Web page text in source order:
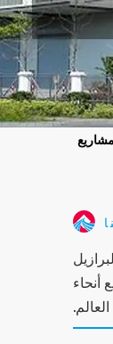
مشاريع
في جميع أنحاء
العالم.